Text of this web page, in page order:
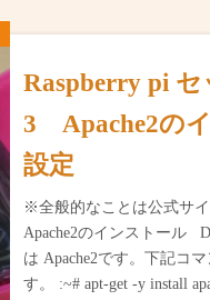
Raspberry pi
3 Apache2の
設定
※全般的なことは公式サ
Apache2のインストール
は Apache2です。下記コ
す。 :~# apt-get -y install